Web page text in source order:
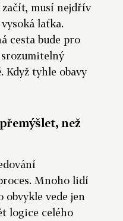
musí nejdřív
laťka.
cesta bude pro
Když tyhle obavy
než
Mnoho lidí
obvykle vede jen
logice celého